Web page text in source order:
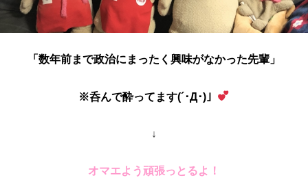
「数年前まで政治にまったく興味がなかった先輩」
※呑んで酔ってます(´･Д･)」
↓
オマエよう頑張っとるよ！